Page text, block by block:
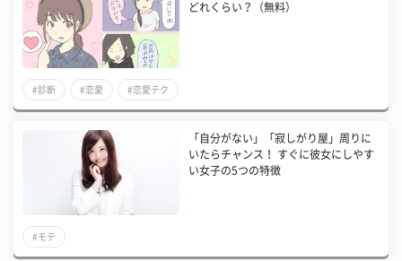
どれくらい？（無料）
#診断 #恋愛 #恋愛テク
「自分がない」「寂しがり屋」周りに
いたらチャンス！ すぐに彼女にしやす
い女子の5つの特徴
#モテ